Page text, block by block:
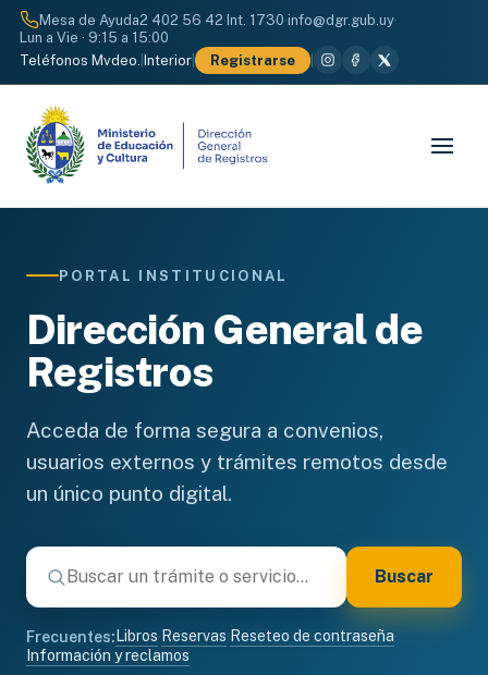
Mesa de Ayuda2 402 56 42·Int. 1730·info@dgr.gub.uy·
Lun a Vie · 9:15 a 15:00
Teléfonos Mvdeo. Interior Registrarse
PORTAL INSTITUCIONAL
Dirección General de
Registros
Acceda de forma segura a convenios,
usuarios externos y trámites remotos desde
un único punto digital.
Buscar
Frecuentes:Libros·Reservas·Reseteo de contraseña·
Información y reclamos